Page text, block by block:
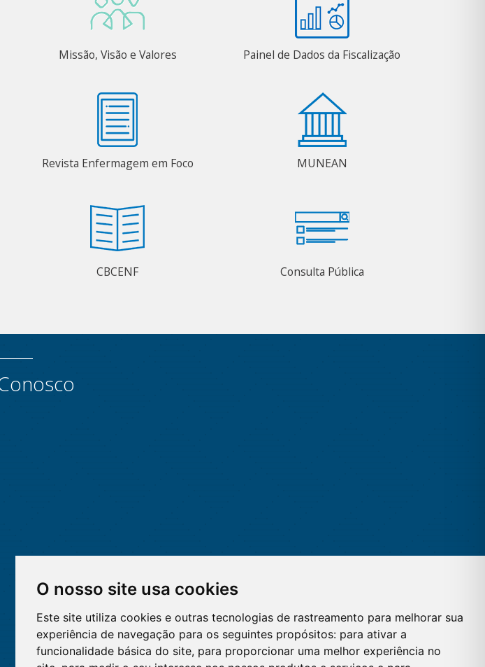
O nosso site usa cookies
Este site utiliza cookies e outras tecnologias de rastreamento para melhorar sua
experiência de navegação para os seguintes propósitos: para ativar a
funcionalidade básica do site, para proporcionar uma melhor experiência no
Missão, Visão e Valores Painel de Dados da Fiscalização
Revista Enfermagem em Foco MUNEAN
CBCENF Consulta Pública